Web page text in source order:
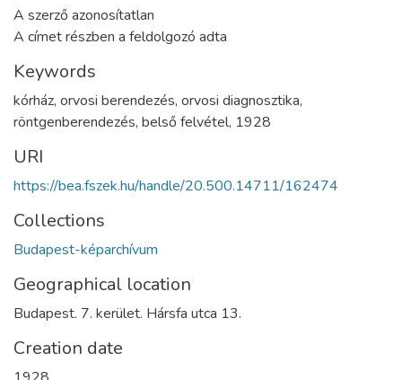
A szerző azonosítatlan
A címet részben a feldolgozó adta
Keywords
kórház, orvosi berendezés, orvosi diagnosztika,
röntgenberendezés, belső felvétel, 1928
URI
https://bea.fszek.hu/handle/20.500.14711/162474
Collections
Budapest-képarchívum
Geographical location
Budapest. 7. kerület. Hársfa utca 13.
Creation date